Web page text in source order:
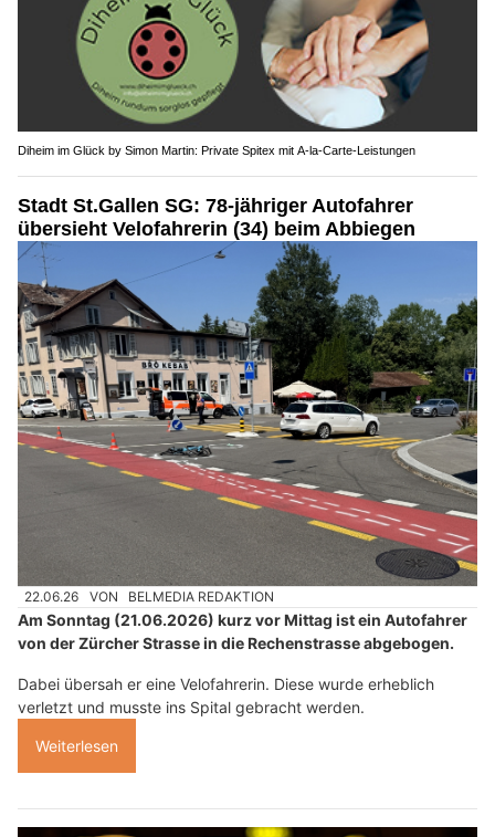
Diheim im Glück by Simon Martin: Private Spitex mit A-la-Carte-Leistungen
Stadt St.Gallen SG: 78-jähriger Autofahrer
übersieht Velofahrerin (34) beim Abbiegen
22.06.26 VON BELMEDIA REDAKTION
Am Sonntag (21.06.2026) kurz vor Mittag ist ein Autofahrer
von der Zürcher Strasse in die Rechenstrasse abgebogen.
Dabei übersah er eine Velofahrerin. Diese wurde erheblich
verletzt und musste ins Spital gebracht werden.
Weiterlesen